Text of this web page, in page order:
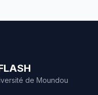
de Moundou